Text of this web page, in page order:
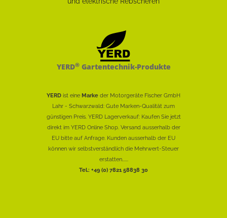
YERD®Gartentechnik-Produkte
YERD ist eine Marke der Motorgeräte Fischer GmbH
Lahr - Schwarzwald: Gute Marken-Qualität zum
günstigen Preis. YERD Lagerverkauf: Kaufen Sie jetzt
direkt im YERD Online Shop. Versand ausserhalb der
EU bitte auf Anfrage. Kunden ausserhalb der EU
können wir selbstverständlich die Mehrwert-Steuer
erstatten......
Tel.: +49 (0) 7821 58838 30